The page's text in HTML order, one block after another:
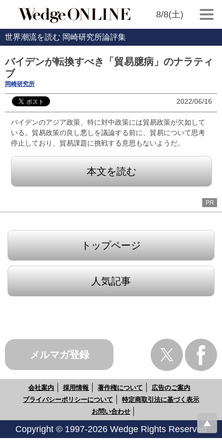
8/8(土)
世界潮流を読む 岡崎研究所論評集
バイデンが転換すべき「貿易臆病」のナラティ
ブ
岡崎研究所
2022/06/16
バイデンのアジア政策、特に対中政策には貿易政策が欠如して
いる。貿易政策の良し悪しを議論する前に、貿易について思考
停止しており、貿易課題に挑戦する意思もないようだ。
本文を読む
PR
トップページ
人気記事
メルマガ登録
会社案内 採用情報 著作権について
広告のご案内
プライバシーポリシーについて
特定商取引法に基づく表示
お問い合わせ
Copyright © 1997-2026 Wedge Rights Reserved